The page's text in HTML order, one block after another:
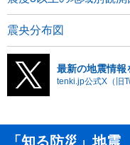
震央分布図
最新の地震情報
tenki.jp公式X（旧
「知る防災」地震